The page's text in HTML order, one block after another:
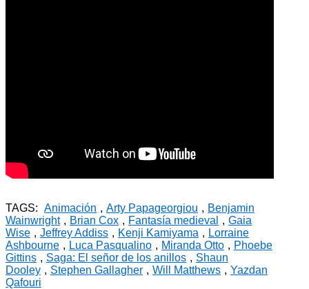
TAGS: Animación , Arty Papageorgiou , Benjamin
Wainwright , Brian Cox , Fantasía medieval , Gaia
Wise , Jeffrey Addiss , Kenji Kamiyama , Lorraine
Ashbourne , Luca Pasqualino , Miranda Otto , Phoebe
Gittins , Saga: El señor de los anillos , Shaun
Dooley , Stephen Gallagher , Will Matthews , Yazdan
Qafouri